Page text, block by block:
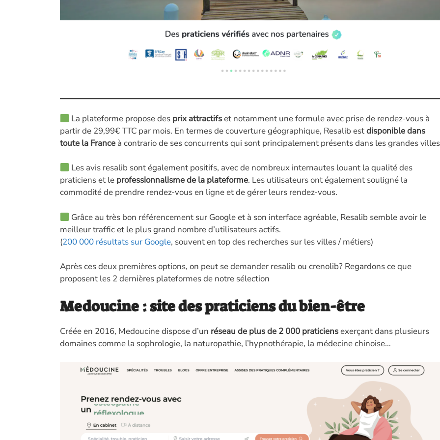
La plateforme propose des prix attractifset notamment une formule avec prise de rendez-vous à
partir de 29,99€ TTC par mois. En termes de couverture géographique, Resalib estdisponible dans
toute la France à contrario de ses concurrents qui sont principalement présents dans les grandes
Les avis resalib sont également positifs, avec de nombreux internautes louant la qualité des
praticiens et le professionnalisme de la plateforme. Les utilisateurs ont également souligné la
commodité de prendre rendez-vous en ligne et de gérer leurs rendez-vous.
Grâce au très bon référencement sur Google et à son interface agréable, Resalib semble avoir le
meilleur traffic et le plus grand nombre d’utilisateurs actifs.
(200 000 résultats sur Google, souvent en top des recherches sur les villes / métiers)
Après ces deux premières options, on peut se demander resalib ou crenolib? Regardons ce que
proposent les 2 dernières plateformes de notre sélection
Medoucine : site des praticiens du bien-être
Créée en 2016, Medoucine dispose d’un réseau de plus de 2 000 praticiensexerçant dans plusieurs
domaines comme la sophrologie, la naturopathie, l’hypnothérapie, la médecine chinoise…